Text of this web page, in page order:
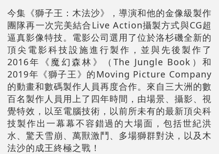
今集《獅子王：木法沙》，導演和他的金像級製作
團隊再一次完美結合Live Action攝製方式與CG超
逼真影像特技。電影公司選用了位於洛杉磯全新的
頂尖電影科技設施進行製作，並與先後製作了
2016年《魔幻森林》（The Jungle Book）和
2019年《獅子王》的Moving Picture Company
的動畫和數碼製作人員再度合作。來自三大洲的數
百名製作人員用上了四年時間，由場景、攝影、視
覺特效，以至電腦技術，以前所未有的最新頂尖科
技製作出一幕幕不容錯過的大場面，包括世紀洪
水、驚天雪崩、萬獸激鬥、多場獅群對決，以及木
法沙的成王終極之戰！